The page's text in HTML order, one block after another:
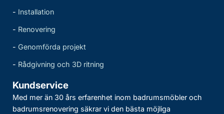
- Installation
- Renovering
- Genomförda projekt
- Rådgivning och 3D ritning
Kundservice
Med mer än 30 års erfarenhet inom badrumsmöbler och
badrumsrenovering säkrar vi den bästa möjliga